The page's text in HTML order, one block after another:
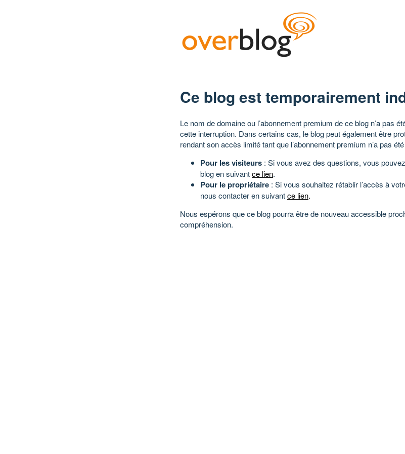
Ce blog est temporairement
Le nom de domaine ou l’abonnement premium de ce blog n’a pas
cette interruption. Dans certains cas, le blog peut également être
rendant son accès limité tant que l’abonnement premium n’a pas
Pour les visiteurs : Si vous avez des questions, vous
blog en suivantce lien.
Pour le propriétaire : Si vous souhaitez rétablir l’accès à
nous contacter en suivantce lien.
Nous espérons que ce blog pourra être de nouveau accessible
compréhension.